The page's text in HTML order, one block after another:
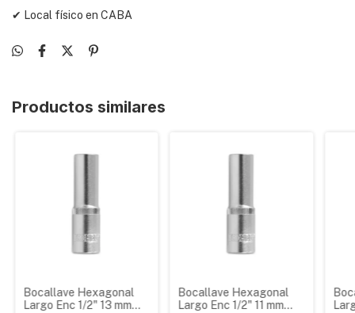
✔ Local físico en CABA
Productos similares
Bocallave Hexagonal
Largo Enc 1/2" 13 mm
Bocallave Hexagonal
Largo Enc 1/2" 11 mm